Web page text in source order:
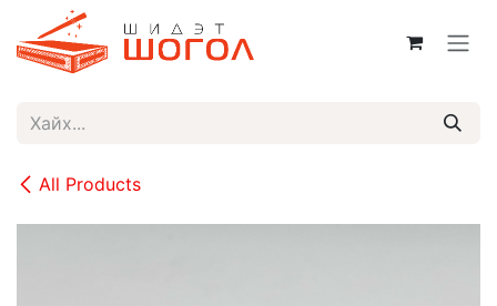
Skip to Content
All Products